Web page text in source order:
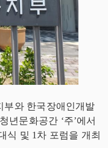
부와 한국장애인개발
년문화공간 ‘주’에서
식 및 1차 포럼을 개최